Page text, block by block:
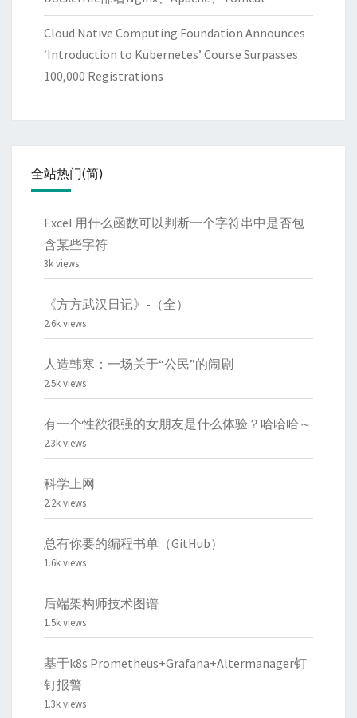
Cloud Native Computing Foundation Announces
‘Introduction to Kubernetes’ Course Surpasses
100,000 Registrations
全站热门(简)
Excel 用什么函数可以判断一个字符串中是否包
含某些字符
3k views
《方方武汉日记》-（全）
2.6k views
人造韩寒：一场关于“公民”的闹剧
2.5k views
有一个性欲很强的女朋友是什么体验？哈哈哈～
2.3k views
科学上网
2.2k views
总有你要的编程书单（GitHub）
1.6k views
后端架构师技术图谱
1.5k views
基于k8s Prometheus+Grafana+Altermanager钉
钉报警
1.3k views